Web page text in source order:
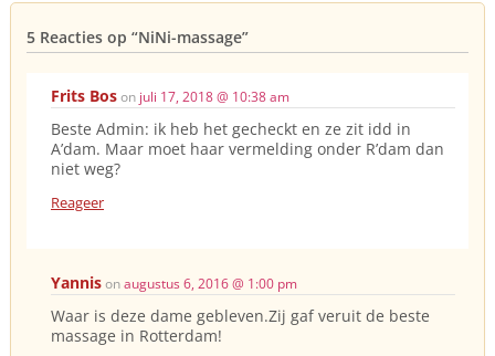
5 Reacties op “NiNi-massage”
Frits Boson juli 17, 2018 @ 10:38 am
Beste Admin: ik heb het gecheckt en ze zit idd in
A’dam. Maar moet haar vermelding onder R’dam dan
niet weg?
Reageer
Yannisonaugustus 6, 2016 @ 1:00 pm
Waar is deze dame gebleven.Zij gaf veruit de beste
massage in Rotterdam!